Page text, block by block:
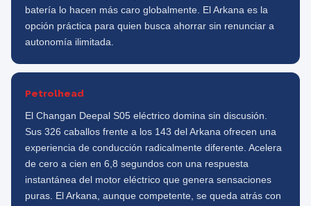
batería lo hacen más caro globalmente. El Arkana es la
opción práctica para quien busca ahorrar sin renunciar a
autonomía ilimitada.
Petrolhead
El Changan Deepal S05 eléctrico domina sin discusión.
Sus 326 caballos frente a los 143 del Arkana ofrecen una
experiencia de conducción radicalmente diferente. Acelera
de cero a cien en 6,8 segundos con una respuesta
instantánea del motor eléctrico que genera sensaciones
puras. El Arkana, aunque competente, se queda atrás con